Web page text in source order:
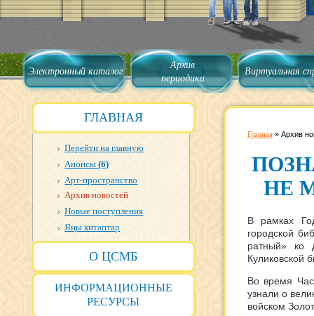
Электронный каталог
Архив
периодики
Виртуальная
ГЛАВНАЯ
Перейти на главную
Анонсы(6)
Арт-пространство
Архив новостей
Новые поступления
Яңы китаптар
О ЦСМБ
ИНФОРМАЦИОННЫЕ
РЕСУРСЫ
Главная» Архив
НЕ
В рамках
городской
ратный» ко
Куликовской
Во время
узнали о
войском